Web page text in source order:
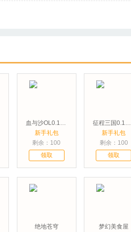
血与沙OL0.1折中原问鼎
新手礼包
剩余：100
领取
征程三国0.1折悠闲闯天下
新手礼包
剩余：100
领取
绝地苍穹
梦幻美食屋